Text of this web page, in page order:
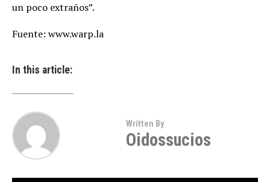
un poco extraños”.
Fuente: www.warp.la
In this article:
Written By
Oidossucios